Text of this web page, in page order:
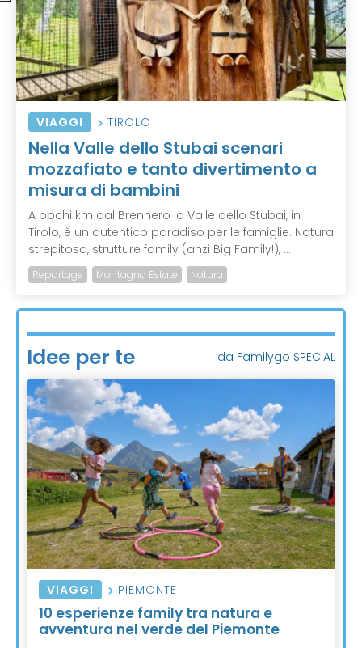
VIAGGI TIROLO
Nella Valle dello Stubai scenari
mozzafiato e tanto divertimento a
misura di bambini
A pochi km dal Brennero la Valle dello Stubai, in
Tirolo, è un autentico paradiso per le famiglie. Natura
strepitosa, strutture family (anzi Big Family!), ...
Reportage Montagna Estate Natura
Idee per te da Familygo SPECIAL
VIAGGI PIEMONTE
10 esperienze family tra natura e
avventura nel verde del Piemonte